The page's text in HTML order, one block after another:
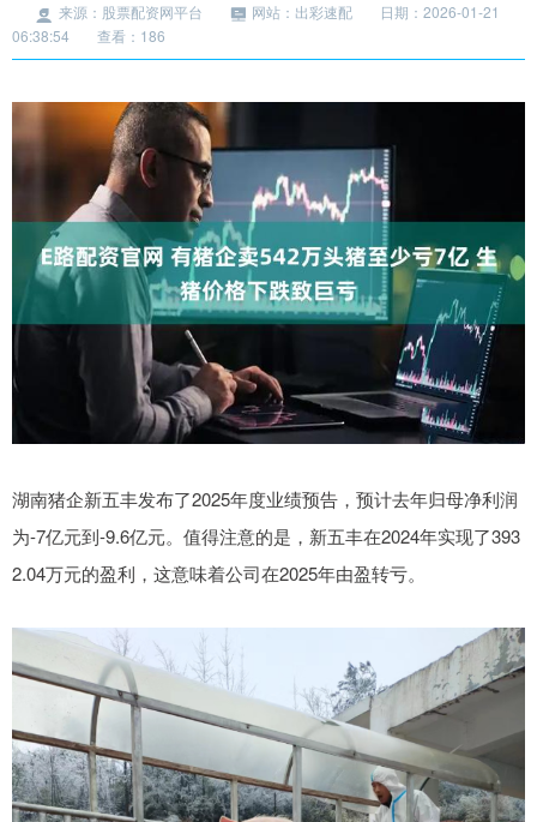
来源：股票配资网平台 网站：出彩速配
日期：2026-01-21
06:38:54
查看：186
湖南猪企新五丰发布了2025年度业绩预告，预计去年归母净利润
为-7亿元到-9.6亿元。值得注意的是，新五丰在2024年实现了393
2.04万元的盈利，这意味着公司在2025年由盈转亏。